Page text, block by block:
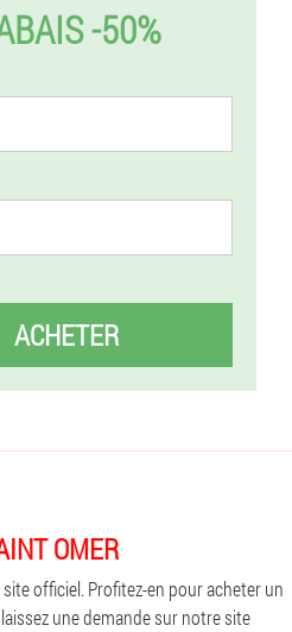
-50%
ACHETER
OMER
officiel. Profitez-en pour acheter un
une demande sur notre site